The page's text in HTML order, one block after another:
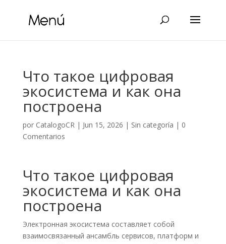
Что такое цифровая
экосистема и как она
построена
por CatalogoCR| Jun 15, 2026 | Sin categoría | 0
Comentarios
Что такое цифровая
экосистема и как она
построена
Электронная экосистема составляет собой
взаимосвязанный ансамбль сервисов, платформ и